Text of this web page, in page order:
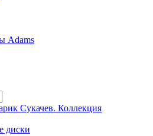
Adams
Сукачев. Коллекция
диски